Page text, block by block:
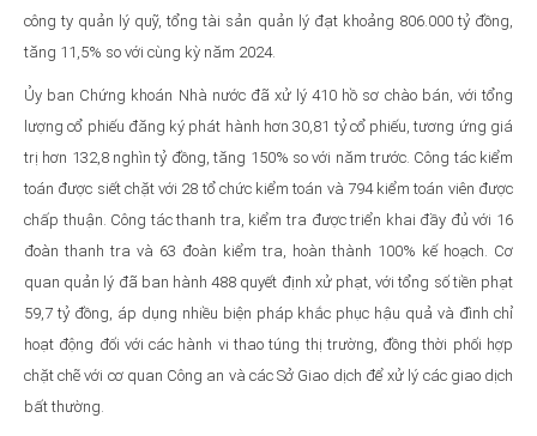
công ty quản lý quỹ, tổng tài sản quản lý đạt khoảng 806.000 tỷ đồng,
tăng 11,5% so với cùng kỳ năm 2024.
Ủy ban Chứng khoán Nhà nước đã xử lý 410 hồ sơ chào bán, với tổng
lượng cổ phiếu đăng ký phát hành hơn 30,81 tỷ cổ phiếu, tương ứng giá
trị hơn 132,8 nghìn tỷ đồng, tăng 150% so với năm trước. Công tác kiểm
toán được siết chặt với 28 tổ chức kiểm toán và 794 kiểm toán viên được
chấp thuận. Công tác thanh tra, kiểm tra được triển khai đầy đủ với 16
đoàn thanh tra và 63 đoàn kiểm tra, hoàn thành 100% kế hoạch. Cơ
quan quản lý đã ban hành 488 quyết định xử phạt, với tổng số tiền phạt
59,7 tỷ đồng, áp dụng nhiều biện pháp khắc phục hậu quả và đình chỉ
hoạt động đối với các hành vi thao túng thị trường, đồng thời phối hợp
chặt chẽ với cơ quan Công an và các Sở Giao dịch để xử lý các giao dịch
bất thường.